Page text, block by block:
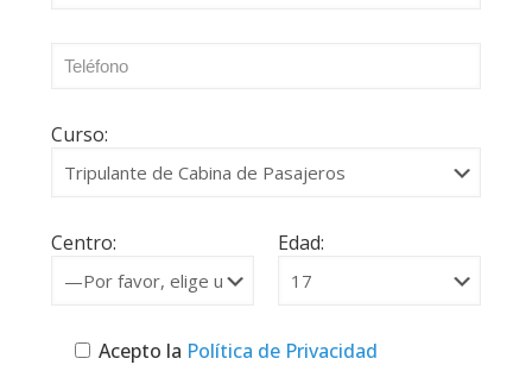
Curso:
Centro: Edad:
Acepto la Política de Privacidad